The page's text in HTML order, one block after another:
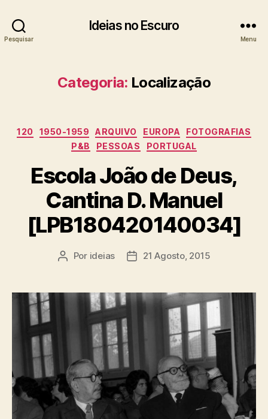
Pesquisar
Ideias no Escuro
Menu
Categoria: Localização
Categorias
120 1950-1959 ARQUIVO EUROPA
FOTOGRAFIAS
P&B
PESSOAS PORTUGAL
Escola João de Deus,
Cantina D. Manuel
[LPB180420140034]
Autor
Por ideias
Data21 Agosto, 2015